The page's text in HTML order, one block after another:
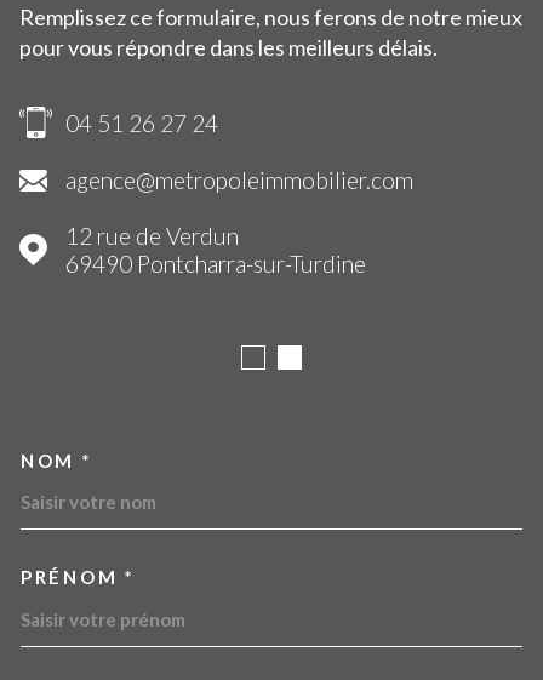
Remplissez ce formulaire, nous ferons de notre mieux
pour vous répondre dans les meilleurs délais.
04 51 26 27 24
agence@metropoleimmobilier.com
12 rue de Verdun
69490
Pontcharra-sur-Turdine
NOM *
PRÉNOM *